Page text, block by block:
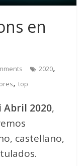
en
2020,
,top
Abril 2020,
castellano,